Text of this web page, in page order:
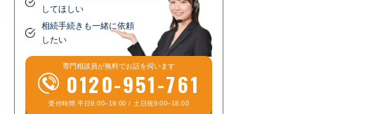
してほしい
相続手続きも一緒に依頼
したい
専門相談員が無料でお話を伺います
0120-951-761